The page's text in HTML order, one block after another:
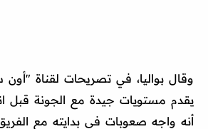
وقال بواليا، في تصريحات لقناة "أون
يقدم مستويات جيدة مع الجونة قبل
أنه واجه صعوبات في بدايته مع